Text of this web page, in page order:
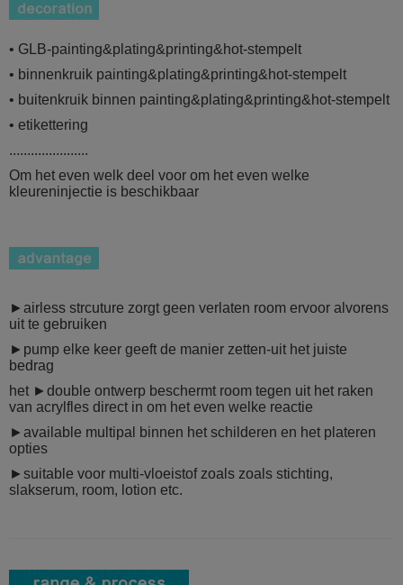
• GLB-painting&plating&printing&hot-stempelt
• binnenkruik painting&plating&printing&hot-stempelt
• buitenkruik binnen painting&plating&printing&hot-stempelt
• etikettering
......................
Om het even welk deel voor om het even welke
kleureninjectie is beschikbaar
►airless strcuture zorgt geen verlaten room ervoor alvorens
uit te gebruiken
►pump elke keer geeft de manier zetten-uit het juiste
bedrag
het ►double ontwerp beschermt room tegen uit het raken
van acrylfles direct in om het even welke reactie
►available multipal binnen het schilderen en het plateren
opties
►suitable voor multi-vloeistof zoals zoals stichting,
slakserum, room, lotion etc.